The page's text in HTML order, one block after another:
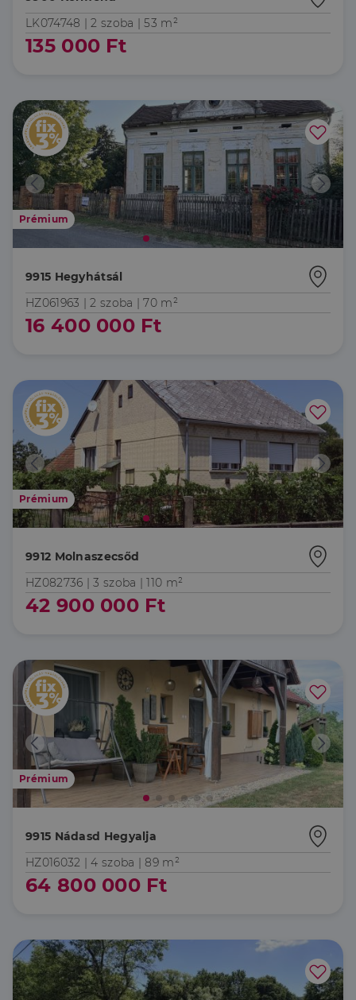
LK074748 |2 szoba | 53 m²
135 000 Ft
Prémium
9915 Hegyhátsál
HZ061963 |2 szoba | 70 m²
16 400 000 Ft
Prémium
9912 Molnaszecsőd
HZ082736 |3 szoba | 110 m²
42 900 000 Ft
Prémium
9915 Nádasd Hegyalja
HZ016032 |4 szoba | 89 m²
64 800 000 Ft